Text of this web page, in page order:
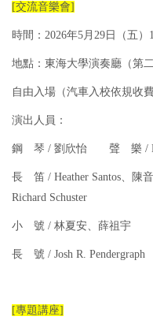
[交流音樂會]
時間：2026年5月29日（五）
地點：東海大學演奏廳（第
自由入場（汽車入校依規收
演出人員：
鋼 琴 / 劉欣怡 聲 樂 /
長 笛 / Heather Santos、
Richard Schuster
小 號 / 林夏安、薛祖
長 號 / Josh R.
[專題講座]